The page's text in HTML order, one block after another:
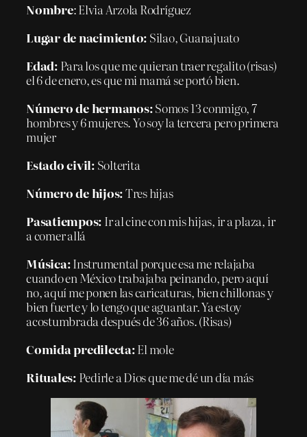
Nombre: Elvia Arzola Rodríguez
Lugar de nacimiento: Silao, Guanajuato
Edad: Para los que me quieran traer regalito (risas)
el 6 de enero, es que mi mamá se portó bien.
Número de hermanos:Somos 13 conmigo, 7
hombres y 6 mujeres. Yo soy la tercera pero primera
mujer
Estado civil: Solterita
Número de hijos:Tres hijas
Pasatiempos: Ir al cine con mis hijas, ir a plaza, ir
a comer allá
Música:Instrumental porque esa me relajaba
cuando en México trabajaba peinando, pero aquí
no, aquí me ponen las caricaturas, bien chillonas y
bien fuerte y lo tengo que aguantar. Ya estoy
acostumbrada después de 36 años. (Risas)
Comida predilecta:El mole
Rituales: Pedirle a Dios que me dé un día más